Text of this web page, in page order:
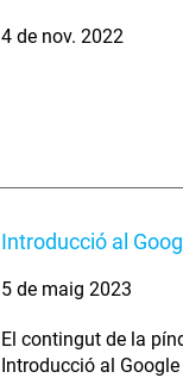
4 de nov. 2022
Introducció al
5 de maig 2023
El contingut de la
Introducció al